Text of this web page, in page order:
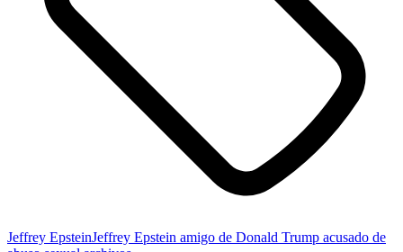
Jeffrey EpsteinJeffrey Epstein amigo de Donald Trump acusado de